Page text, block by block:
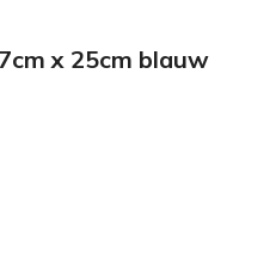
x 25cm blauw